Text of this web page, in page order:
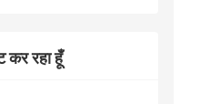
रहा हूँ